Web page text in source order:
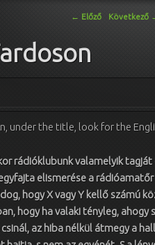
← Előző Következő
under the title, look for the
rádióklubunk valamelyik
elismerése a
hogy X vagy Y kellő számú
hogy ha valaki tényleg,
az hiba nélkül átmegy a